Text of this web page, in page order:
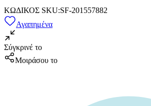
ΚΩΔΙΚΟΣ SKU:SF-201557882
Αγαπημένα
Σύγκρινέ το
Μοιράσου το